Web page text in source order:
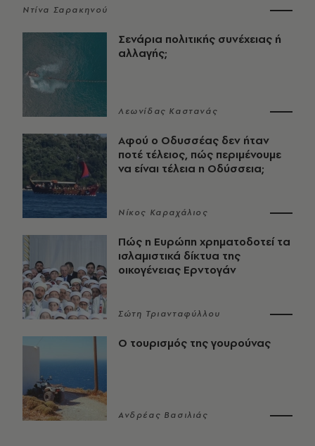
Ντίνα Σαρακηνού
Σενάρια πολιτικής συνέχειας ή
αλλαγής;
Λεωνίδας Καστανάς
Αφού ο Οδυσσέας δεν ήταν
ποτέ τέλειος, πώς περιμένουμε
να είναι τέλεια η Οδύσσεια;
Νίκος Καραχάλιος
Πώς η Ευρώπη χρηματοδοτεί τα
ισλαμιστικά δίκτυα της
οικογένειας Ερντογάν
Σώτη Τριανταφύλλου
Ο τουρισμός της γουρούνας
Ανδρέας Βασιλιάς